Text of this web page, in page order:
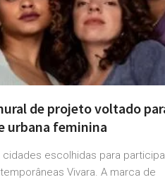
de projeto voltado
urbana feminina
cidades escolhidas para
Vivara. A marca de